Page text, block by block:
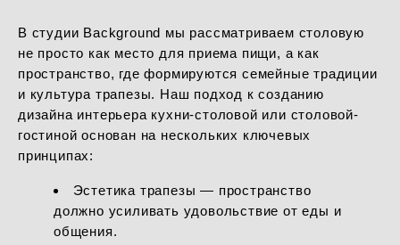
В студии Background мы рассматриваем столовую
не просто как место для приема пищи, а как
пространство, где формируются семейные традиции
и культура трапезы. Наш подход к созданию
дизайна интерьера кухни-столовой или столовой-
гостиной основан на нескольких ключевых
принципах:
Эстетика трапезы — пространство
должно усиливать удовольствие от еды и
общения.